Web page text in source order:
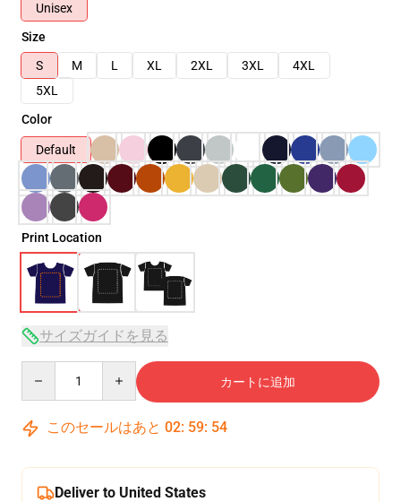
Unisex
Size
S
M L XL 2XL 3XL
4XL
5XL
Color
Default
Print Location
サイズガイドを見る
カートに追加
このセールはあと 02: 59: 54
Deliver to United States